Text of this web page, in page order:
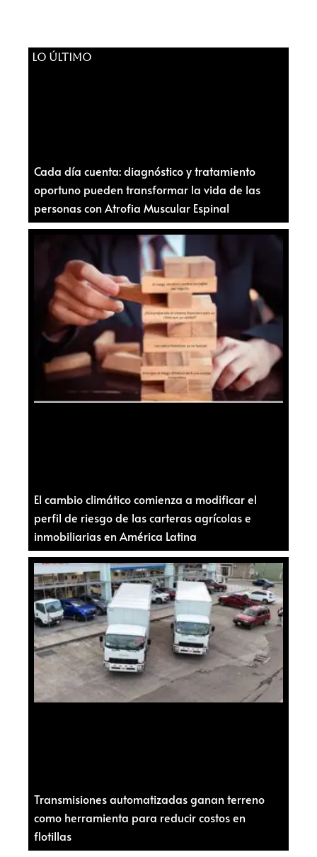
LO ÚLTIMO
Cada día cuenta: diagnóstico y tratamiento
oportuno pueden transformar la vida de las
personas con Atrofia Muscular Espinal
El cambio climático comienza a modificar el
perfil de riesgo de las carteras agrícolas e
inmobiliarias en América Latina
Transmisiones automatizadas ganan terreno
como herramienta para reducir costos en
flotillas